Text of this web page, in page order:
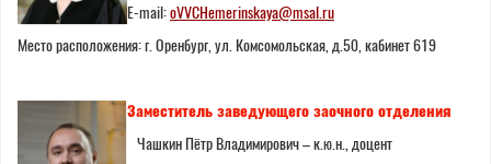
E-mail:oVVCHemerinskaya@msalru
Место расположения: г. Оренбург, ул. Комсомольская, д.50, кабинет 619
Заместитель заведующего заочного отделения
Чашкин Пётр Владимирович – к.ю.н., доцент